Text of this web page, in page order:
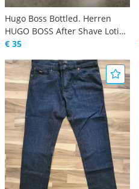
Hugo Boss Bottled. Herren
HUGO BOSS After Shave Lotion
50ml. Neu!
€ 35